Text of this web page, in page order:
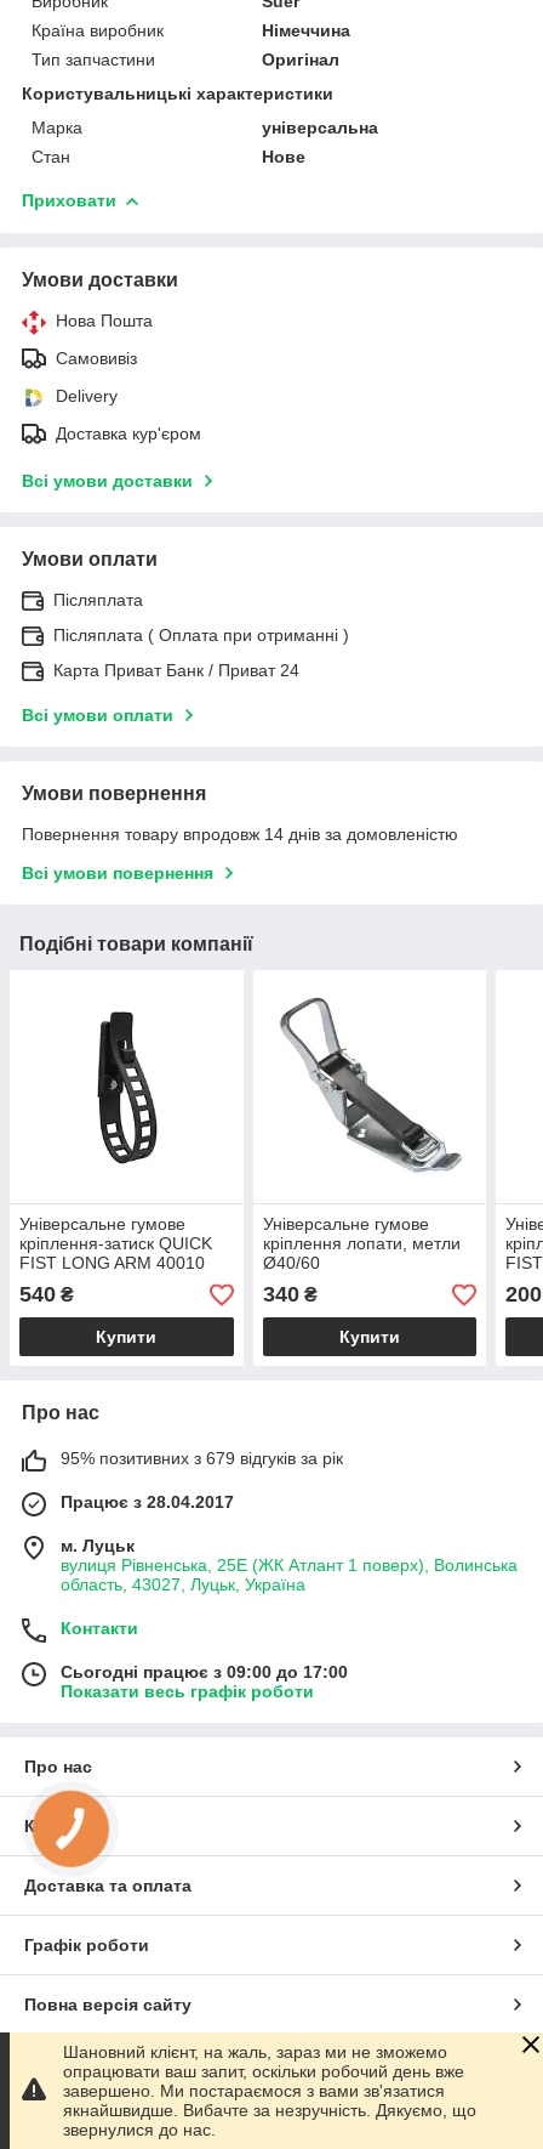
Країна виробник
Німеччина
Тип запчастини
Оригінал
Користувальницькі характеристики
Марка
універсальна
Стан
Нове
Приховати
Умови доставки
Нова Пошта
Самовивіз
Delivery
Доставка кур'єром
Всі умови доставки
Умови оплати
Післяплата
Післяплата ( Оплата при отриманні )
Карта Приват Банк / Приват 24
Всі умови оплати
Умови повернення
Повернення товару впродовж 14 днів за домовленістю
Всі умови повернення
Подібні товари компанії
Універсальне гумове
кріплення-затиск QUICK
FIST LONG ARM 40010
Ø13/114 мм
540 ₴
Купити
Універсальне гумове
кріплення лопати, метли
Ø40/60
340₴
Купити
мм
200
Про нас
95% позитивних з 679 відгуків за рік
Працює з 28.04.2017
м. Луцьк
вулиця Рівненська, 25Е (ЖК Атлант 1 поверх), Волинська
область, 43027, Луцьк, Україна
Контакти
Сьогодні працює з 09:00 до 17:00
Показати весь графік роботи
Про нас
Контакти
Доставка та оплата
Графік роботи
Повна версія сайту
Сайт створено на маркетплейсіProm.ua
Політика конфіденційності
Шановний клієнт, на жаль, зараз ми не зможемо
опрацювати ваш запит, оскільки робочий день вже
завершено. Ми постараємося з вами зв'язатися
якнайшвидше. Вибачте за незручність. Дякуємо, що
звернулися до нас.